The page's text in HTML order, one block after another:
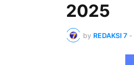
2025
by REDAKSI 7 -